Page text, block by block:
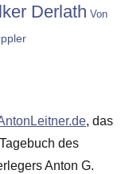
Derlath Von
, das
des
Anton G.